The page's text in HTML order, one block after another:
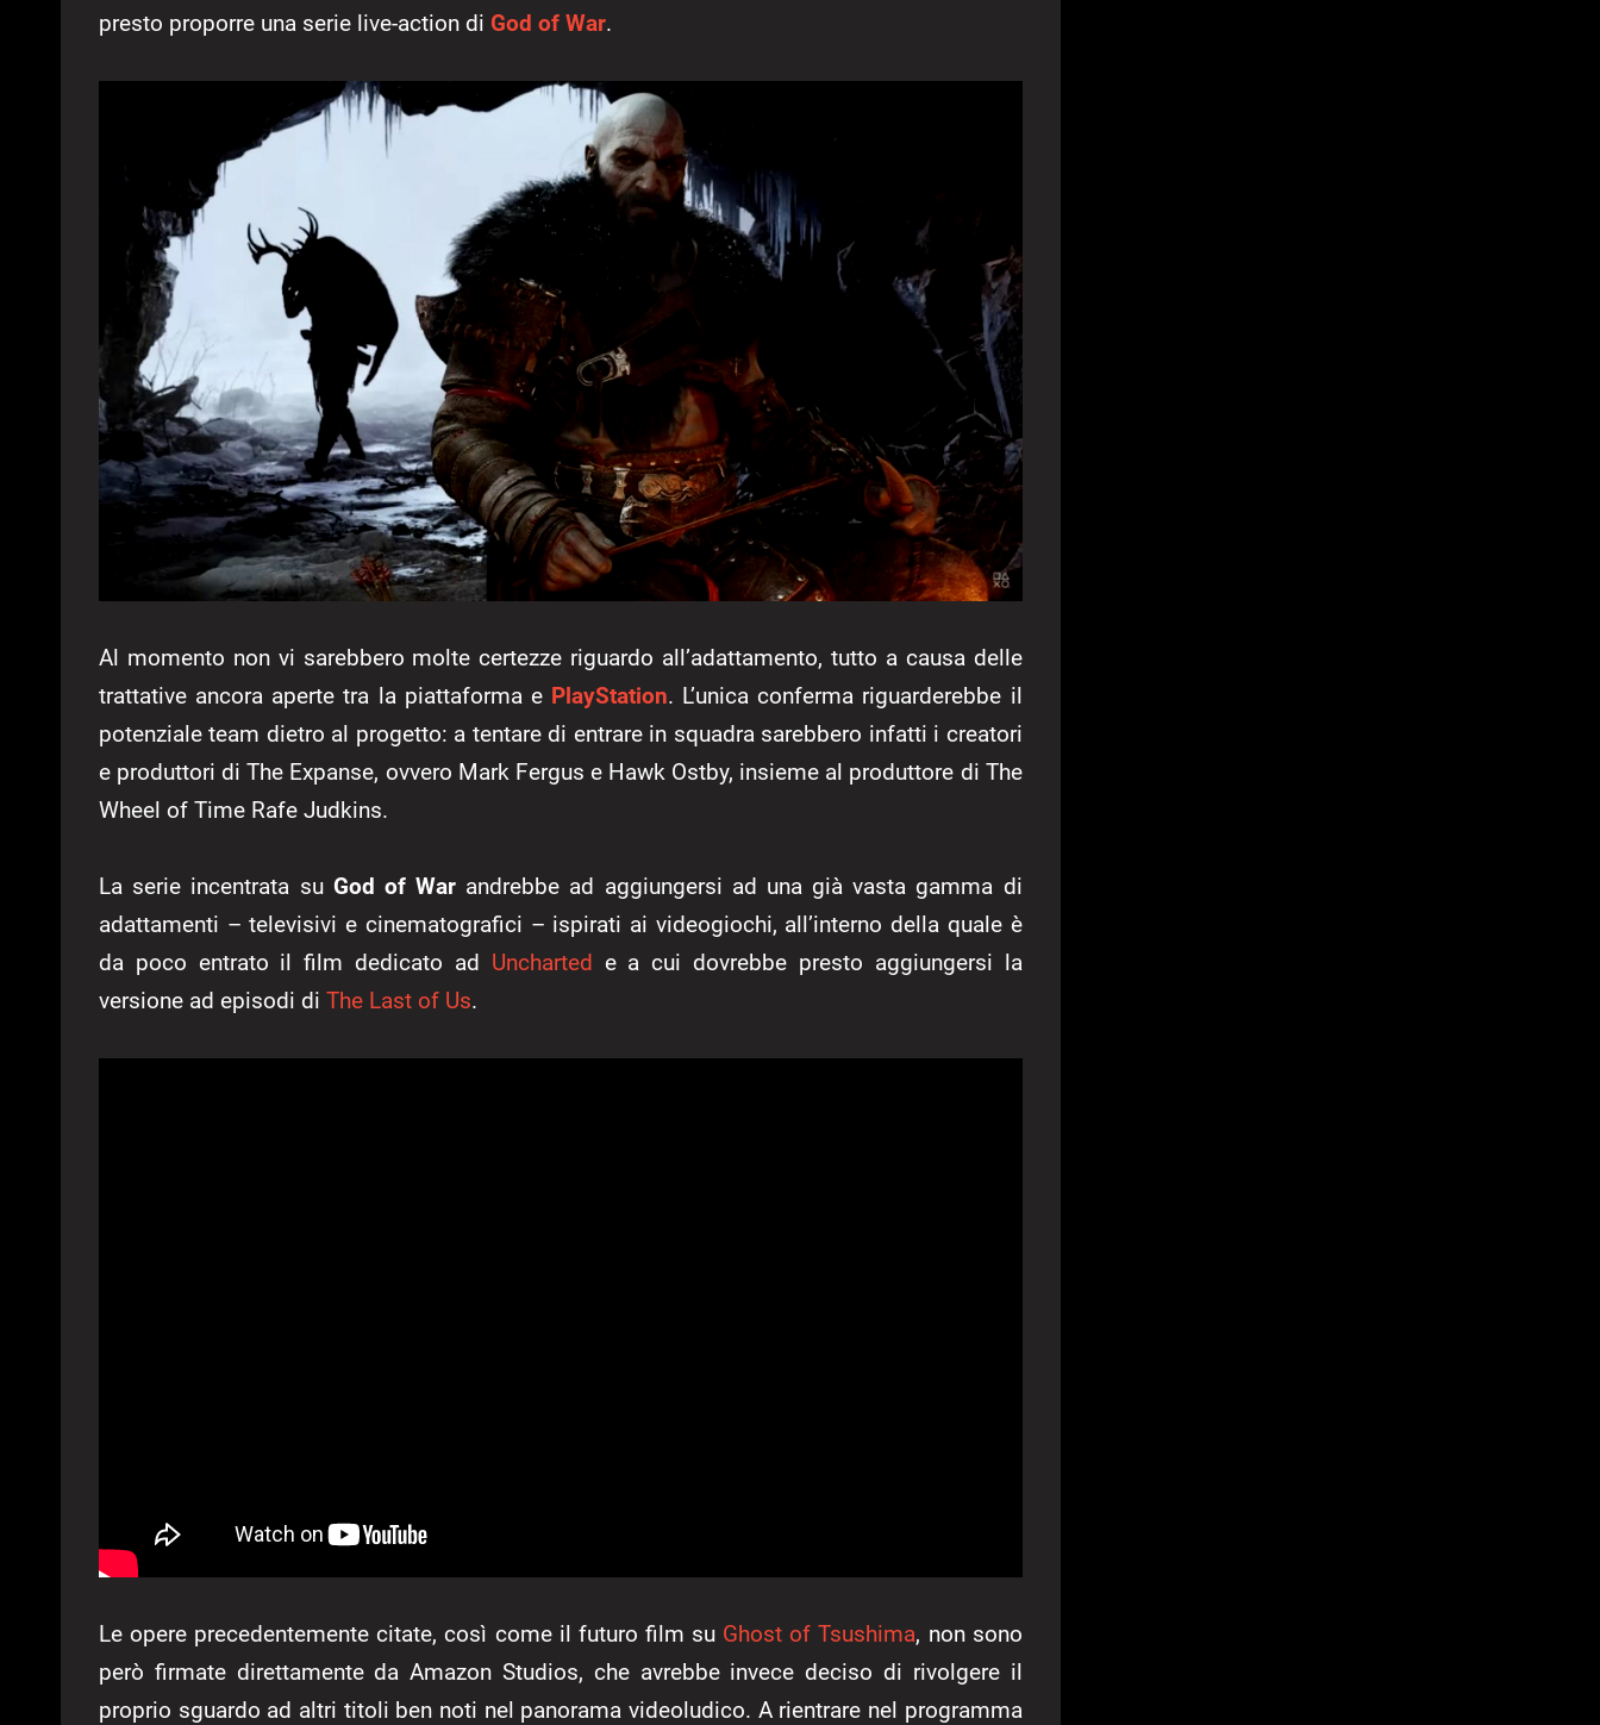
presto proporre una serie live-action di God of War.
Al momento non vi sarebbero molte certezze riguardo all’adattamento, tutto a causa delle
trattative ancora aperte tra la piattaforma e PlayStation. L’unica conferma riguarderebbe il
potenziale team dietro al progetto: a tentare di entrare in squadra sarebbero infatti i creatori
e produttori di The Expanse, ovvero Mark Fergus e Hawk Ostby, insieme al produttore di The
Wheel of Time Rafe Judkins.
La serie incentrata suGod of War andrebbe ad aggiungersi ad una già vasta gamma di
adattamenti – televisivi e cinematografici – ispirati ai videogiochi, all’interno della quale è
da poco entrato il film dedicato ad Uncharted e a cui dovrebbe presto aggiungersi la
versione ad episodi di The Last of Us.
Le opere precedentemente citate, così come il futuro film su Ghost of Tsushima, non sono
però firmate direttamente da Amazon Studios, che avrebbe invece deciso di rivolgere il
proprio sguardo ad altri titoli ben noti nel panorama videoludico. A rientrare nel programma